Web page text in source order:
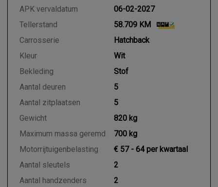
APK vervaldatum
06-02-2027
Tellerstand
58.709 KM
Carrosserie
Hatchback
Kleur
Wit
Bekleding
Stof
Aantal deuren
5
Aantal zitplaatsen
5
Gewicht
820 kg
Maximum massa geremd
700 kg
Motorrijtuigenbelasting
€ 57 - 64 per kwartaal
Aantal sleutels
2
Aantal handzenders
2